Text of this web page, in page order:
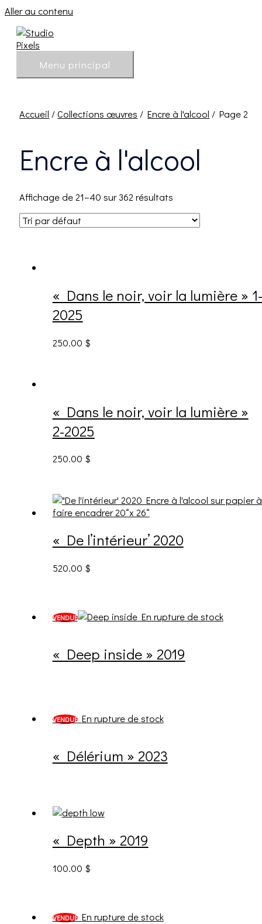
Aller au contenu
Menu principal
Accueil /Collections œuvres /Encre à l'alcool / Page 2
Encre à l'alcool
Affichage de 21–40 sur 362 résultats
« Dans le noir, voir la lumière » 1-
2025
250.00 $
« Dans le noir, voir la lumière »
2-2025
250.00 $
« De l’intérieur’ 2020
520.00 $
VENDUE En rupture de stock
« Deep inside » 2019
VENDUE En rupture de stock
« Délérium » 2023
« Depth » 2019
100.00 $
VENDUE En rupture de stock